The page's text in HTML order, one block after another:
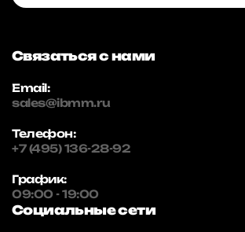
Связаться с нами
Email:
sales@ibmm.ru
Телефон:
+7 (495) 136-28-92
График:
09:00 - 19:00
Социальные сети